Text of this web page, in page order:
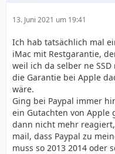
13. Juni 2021 um 19:41
Ich hab tatsächlich mal
iMac mit Restgarantie,
weil ich da selber ne
die Garantie bei Apple
wäre.
Ging bei Paypal immer
ein Gutachten von
dann nicht mehr
mail, dass Paypal zu
muss so 2013 2014 oder